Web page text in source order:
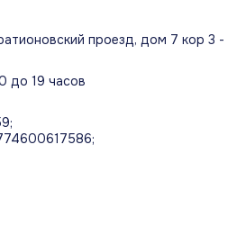
проезд, дом 7 кор 3 -
до 19 часов